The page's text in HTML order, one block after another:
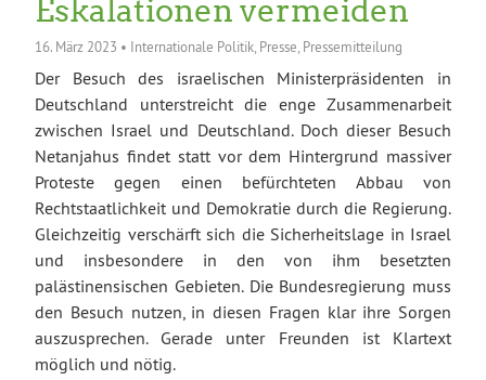
Eskalationen vermeiden
16. März 2023 • Internationale Politik, Presse, Pressemitteilung
Der Besuch des israelischen Ministerpräsidenten in
Deutschland unterstreicht die enge Zusammenarbeit
zwischen Israel und Deutschland. Doch dieser Besuch
Netanjahus findet statt vor dem Hintergrund massiver
Proteste gegen einen befürchteten Abbau von
Rechtstaatlichkeit und Demokratie durch die Regierung.
Gleichzeitig verschärft sich die Sicherheitslage in Israel
und insbesondere in den von ihm besetzten
palästinensischen Gebieten. Die Bundesregierung muss
den Besuch nutzen, in diesen Fragen klar ihre Sorgen
auszusprechen. Gerade unter Freunden ist Klartext
möglich und nötig.